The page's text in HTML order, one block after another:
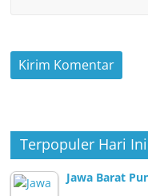
Terpopuler Hari Ini
Jawa Barat